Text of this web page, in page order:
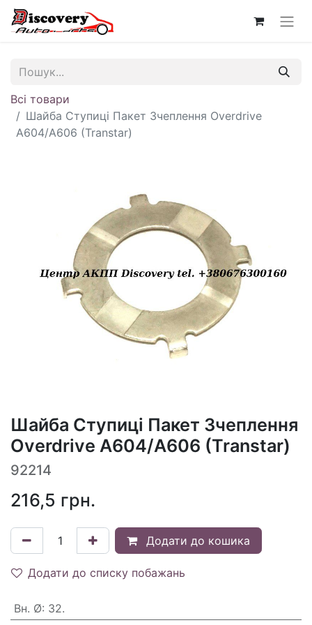
Всі товари
Шайба Ступиці Пакет Зчеплення Overdrive
A604/A606 (Transtar)
Шайба Ступиці Пакет Зчеплення
Overdrive A604/A606 (Transtar)
92214
216,5 грн.
Додати до кошика
Додати до списку побажань
Вн. Ø: 32.